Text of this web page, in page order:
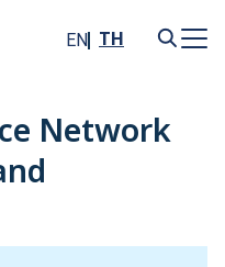
EN TH
Network